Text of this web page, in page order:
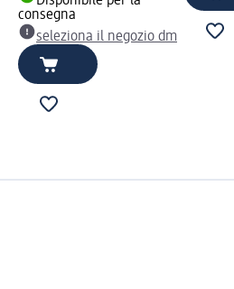
consegna
seleziona il negozio dm